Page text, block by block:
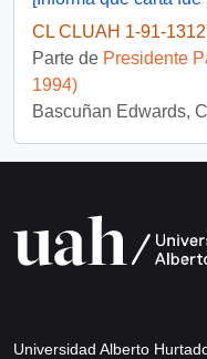
CL CLUAH 1-91-
Parte de Presidente
1994)
Bascuñan Edwards,
Universidad Alberto